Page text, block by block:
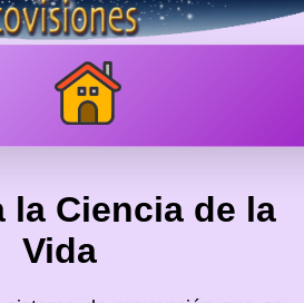
la Ciencia de la
Vida